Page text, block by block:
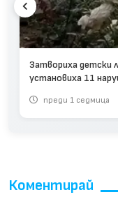
Затвориха детски
установиха 11
преди 1 седмица
Коментирай